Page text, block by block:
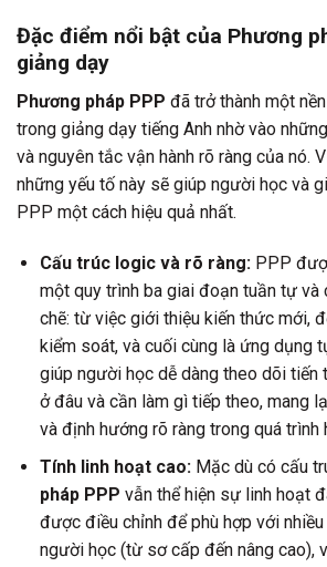
Đặc điểm nổi bật của Phương
giảng dạy
Phương pháp PPP đã trở thành một
trong giảng dạy tiếng Anh nhờ vào
và nguyên tắc vận hành rõ ràng của nó.
những yếu tố này sẽ giúp người học và
PPP một cách hiệu quả nhất.
Cấu trúc logic và rõ ràng:PPP
một quy trình ba giai đoạn tuần tự và
chẽ: từ việc giới thiệu kiến thức mới,
kiểm soát, và cuối cùng là ứng dụng
giúp người học dễ dàng theo dõi tiến
ở đâu và cần làm gì tiếp theo, mang
và định hướng rõ ràng trong quá trình
Tính linh hoạt cao:Mặc dù có cấu
pháp PPP vẫn thể hiện sự linh hoạt
được điều chỉnh để phù hợp với
người học (từ sơ cấp đến nâng cao),